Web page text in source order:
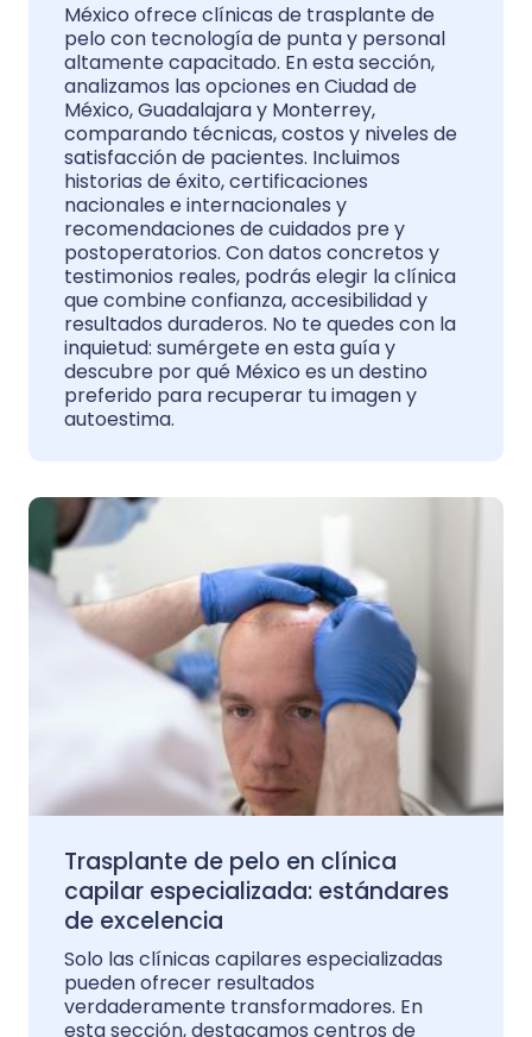
México ofrece clínicas de trasplante de
pelo con tecnología de punta y personal
altamente capacitado. En esta sección,
analizamos las opciones en Ciudad de
México, Guadalajara y Monterrey,
comparando técnicas, costos y niveles de
satisfacción de pacientes. Incluimos
historias de éxito, certificaciones
nacionales e internacionales y
recomendaciones de cuidados pre y
postoperatorios. Con datos concretos y
testimonios reales, podrás elegir la clínica
que combine confianza, accesibilidad y
resultados duraderos. No te quedes con la
inquietud: sumérgete en esta guía y
descubre por qué México es un destino
preferido para recuperar tu imagen y
autoestima.
Trasplante de pelo en clínica
capilar especializada: estándares
de excelencia
Solo las clínicas capilares especializadas
pueden ofrecer resultados
verdaderamente transformadores. En
esta sección, destacamos centros de